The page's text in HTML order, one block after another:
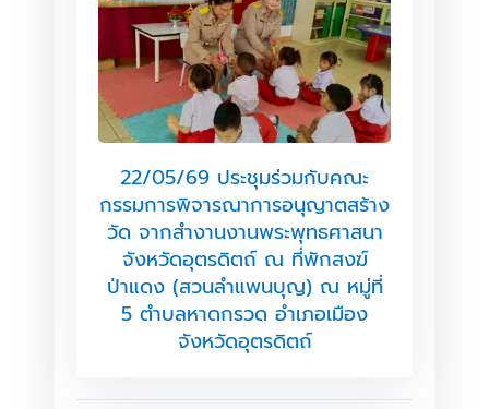
22/05/69 ประชุมร่วมกับคณะ
กรรมการพิจารณาการอนุญาตสร้าง
วัด จากสำงานงานพระพุทธศาสนา
จังหวัดอุตรดิตถ์ ณ ที่พักสงฆ์
ป่าแดง (สวนลำแพนบุญ) ณ หมู่ที่
5 ตำบลหาดกรวด อำเภอเมือง
จังหวัดอุตรดิตถ์